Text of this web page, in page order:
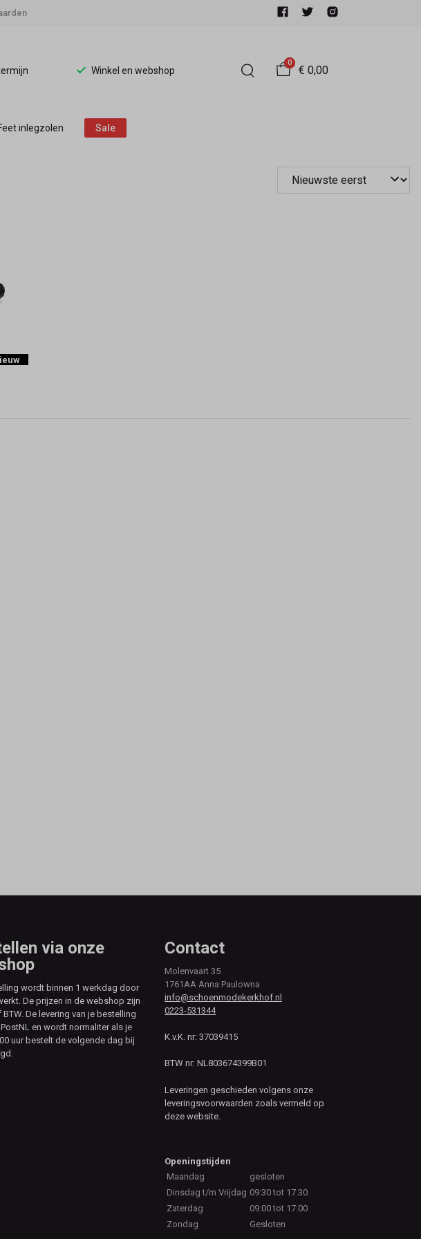
Winkel en webshop
0
€ 0,00
inlegzolen Sale
via onze
wordt binnen 1 werkdag door
De prijzen in de webshop zijn
De levering van je bestelling
en wordt normaliter als je
uur bestelt de volgende dag bij
Contact
Molenvaart 35
1761AA Anna Paulowna
info@schoenmodekerkhof.nl
0223-531344
K.v.K. nr: 37039415
BTW nr: NL803674399B01
Leveringen geschieden volgens onze
leveringsvoorwaarden zoals vermeld op
deze website.
Openingstijden
Maandag
gesloten
Dinsdag t/m Vrijdag 09:30 tot 17.30
Zaterdag
09:00 tot 17:00
Zondag
Gesloten